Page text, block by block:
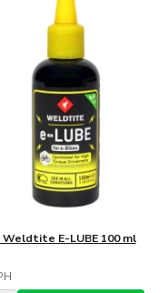
E-LUBE 100 ml